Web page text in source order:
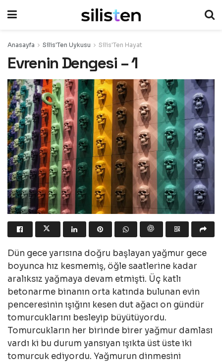
Anasayfa Silis'Ten Uykusu Silis'Ten Hayat
Evrenin Dengesi – 1
Dün gece yarısına doğru başlayan yağmur gece
boyunca hız kesmemiş, öğle saatlerine kadar
aralıksız yağmaya devam etmişti. Üç katlı
betonarme binanın orta katında bulunan evin
penceresinin ışığını kesen dut ağacı on gündür
tomurcuklarını besleyip büyütüyordu.
Tomurcukların her birinde birer yağmur damlası
vardı ki bu durum yansıyan ışıkta üst üste iki
tomurcuk ediyordu. Yağmurun dinmesini